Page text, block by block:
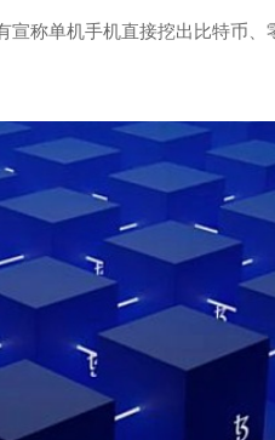
称单机手机直接挖出比特币